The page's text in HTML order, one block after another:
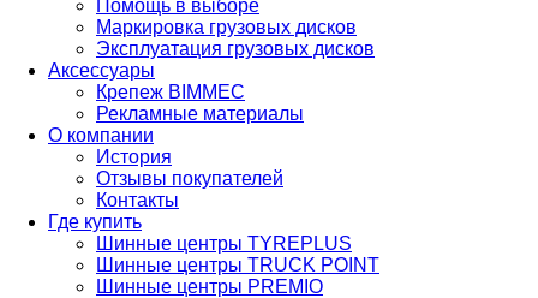
Помощь в выборе
Маркировка грузовых дисков
Эксплуатация грузовых дисков
Аксессуары
Крепеж BIMMEC
Рекламные материалы
О компании
История
Отзывы покупателей
Контакты
Где купить
Шинные центры TYREPLUS
Шинные центры TRUCK POINT
Шинные центры PREMIO